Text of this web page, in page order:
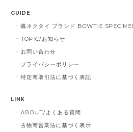
GUIDE
蝶ネクタイ ブランド BOWTIE
TOPIC/お知らせ
お問い合わせ
プライバシーポリシー
特定商取引法に基づく表記
LINK
ABOUT/よくある質問
古物商営業法に基づく表示